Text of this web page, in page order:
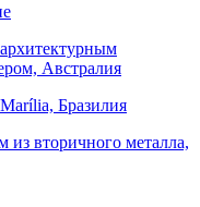
Австралия
Бразилия
вторичного металла,